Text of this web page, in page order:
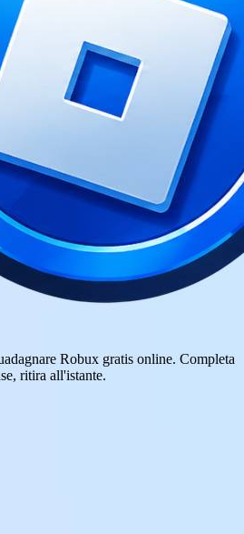
Robux gratis online. Completa
ritira all'istante.